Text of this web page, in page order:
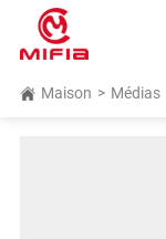
Maison > Médias